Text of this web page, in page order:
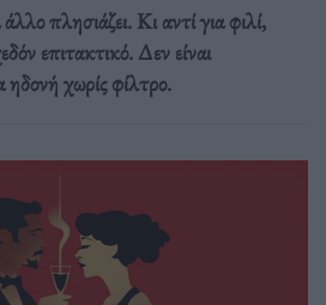
πλησιάζει. Κι αντί για φιλί,
επιτακτικό. Δεν είναι
ηδονή χωρίς φίλτρο.